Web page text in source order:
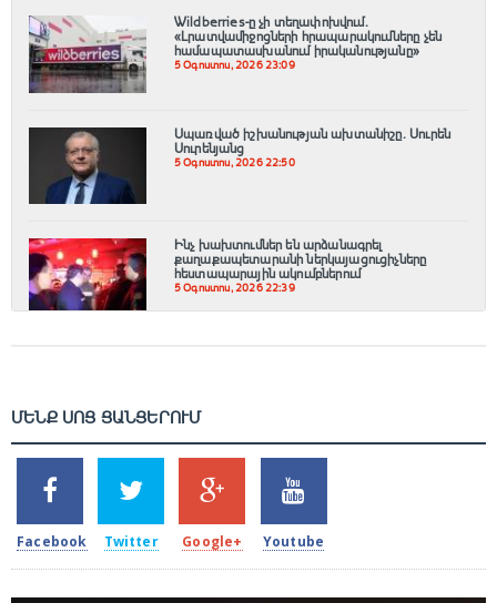
Wildberries-ը չի տեղափոխվում․
«Լրատվամիջոցների հրապարակումները չեն
համապատասխանում իրականությանը»
5 Օգոստոս, 2026 23:09
Սպառված իշխանության ախտանիշը. Սուրեն
Սուրենյանց
5 Օգոստոս, 2026 22:50
Ինչ խախտումներ են արձանագրել
քաղաքապետարանի ներկայացուցիչները
հեստապարային ակումբներում
5 Օգոստոս, 2026 22:39
ՄԵՆՔ ՍՈՑ ՑԱՆՑԵՐՈՒՄ
2k
SHARES
Facebook
1.5k
TWEETS
Twitter
203
SHARES
Google+
620
SHARES
Youtube